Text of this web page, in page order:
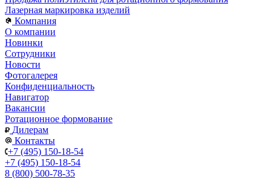
Лазерная маркировка изделий
Компания
О компании
Новинки
Сотрудники
Новости
Фотогалерея
Конфиденциальность
Навигатор
Вакансии
Ротационное формование
Дилерам
Контакты
+7 (495) 150-18-54
+7 (495) 150-18-54
8 (800) 500-78-35